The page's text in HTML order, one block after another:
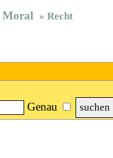
Moral
Recht
Genau